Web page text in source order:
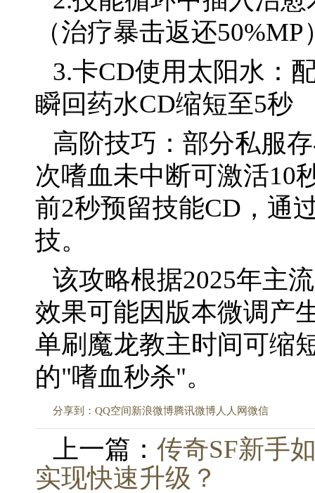
（治疗暴击返还50%MP
3.卡CD使用太阳水：
瞬回药水CD缩短至5秒
高阶技巧：部分私服
次嗜血未中断可激活10
前2秒预留技能CD，通
技。
该攻略根据2025年主
效果可能因版本微调产
单刷魔龙教主时间可缩
的"嗜血秒杀"。
分享到： QQ空间新浪微博腾讯微博人人网微信
上一篇： 传奇SF新手
实现快速升级？